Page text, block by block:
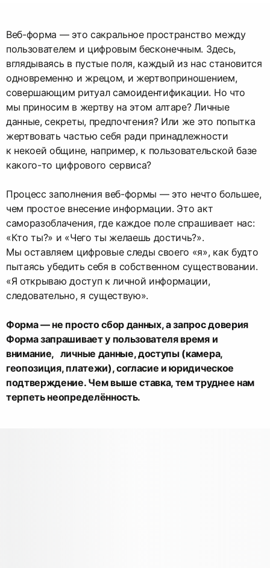
Веб-форма — это сакральное пространство между
пользователем и цифровым бесконечным. Здесь,
вглядываясь в пустые поля, каждый из нас становится
одновременно и жрецом, и жертвоприношением,
совершающим ритуал самоидентификации. Но что
мы приносим в жертву на этом алтаре? Личные
данные, секреты, предпочтения? Или же это попытка
жертвовать частью себя ради принадлежности
к некоей общине, например, к пользовательской базе
какого-то цифрового сервиса?
Процесс заполнения веб-формы — это нечто большее,
чем простое внесение информации. Это акт
саморазоблачения, где каждое поле спрашивает нас:
«Кто ты?» и «Чего ты желаешь достичь?».
Мы оставляем цифровые следы своего «я», как будто
пытаясь убедить себя в собственном существовании.
«Я открываю доступ к личной информации,
следовательно, я существую».
Форма — не просто сбор данных, а запрос доверия
Форма запрашивает у пользователя время и
внимание, личные данные, доступы (камера,
геопозиция, платежи), согласие и юридическое
подтверждение. Чем выше ставка, тем труднее нам
терпеть неопределённость.